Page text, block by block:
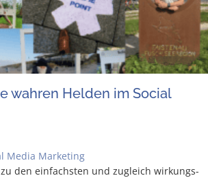
wah­ren Hel­den im Social
Media Marketing
den ein­fachs­ten und zugleich wir­kungs­